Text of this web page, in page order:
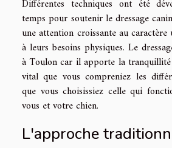
Différentes techniques ont été
temps pour soutenir le dressage
une attention croissante au caractère
à leurs besoins physiques. Le
à Toulon car il apporte la
vital que vous compreniez les
que vous choisissiez celle qui
vous et votre chien.
L'approche